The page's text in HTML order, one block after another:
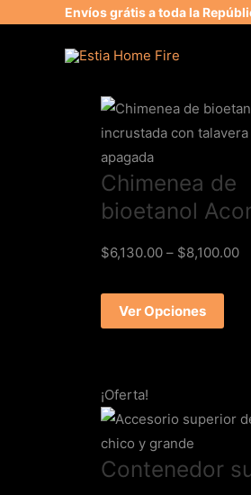
Envíos grátis a toda la
Chimenea de
bioetanol
$6,130.00 – $8,100.00
Ver Opciones
¡Oferta!
Contenedor